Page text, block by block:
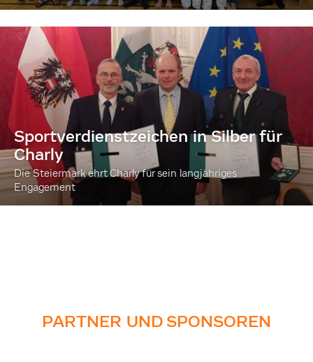
Sportverdienstzeichen in Silber für
Charly
Die Steiermark ehrt Charly für sein langjähriges
Engagement
PARTNER UND SPONSOREN